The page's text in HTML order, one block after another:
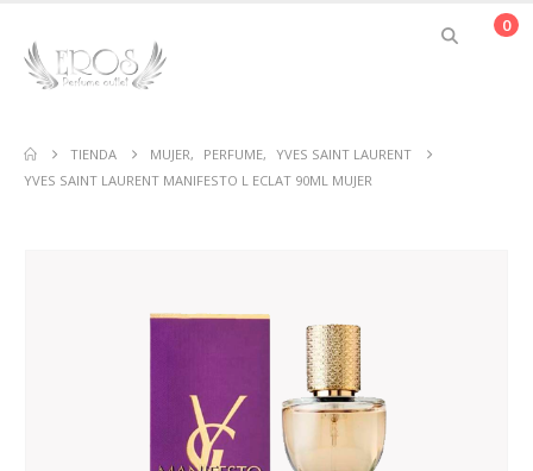
0
TIENDA MUJER, PERFUME,
YVES SAINT LAURENT
YVES SAINT LAURENT MANIFESTO L ECLAT 90ML MUJER